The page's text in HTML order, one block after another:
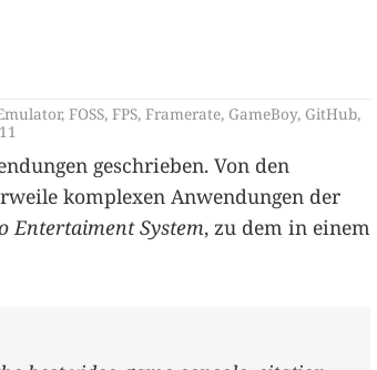
, FOSS, FPS, Framerate, GameBoy, GitHub,
geschrieben. Von den
komplexen Anwendungen der
Entertaiment System, zu dem in einem